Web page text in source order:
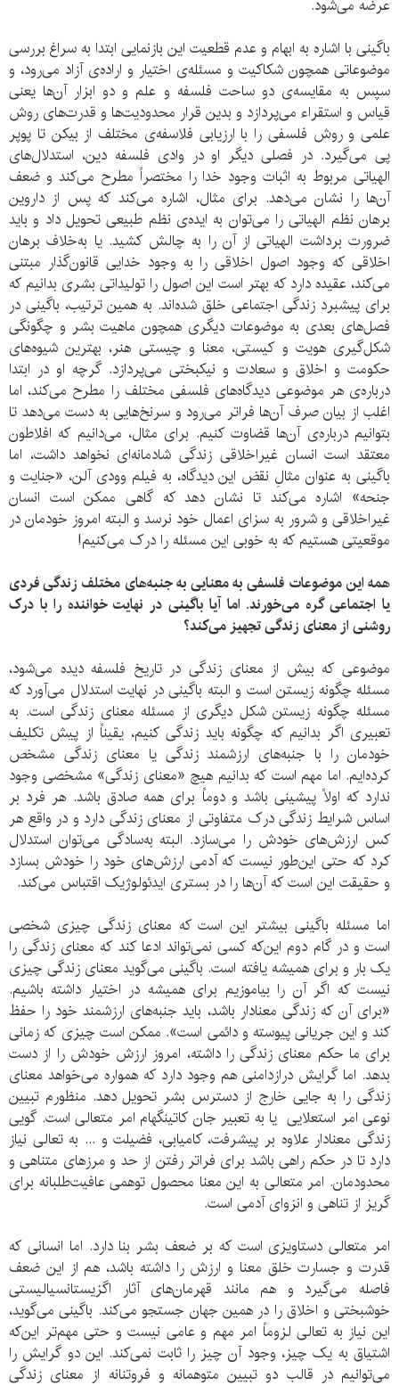
عرضه می‌شود.
باگینی با اشاره به ابهام و عدم قطعیت این بازنمایی ابتدا به سراغ بررسی
موضوعاتی همچون شکاکیت و مسئله‌ی اختیار و اراده‌ی آزاد می‌رود، و
سپس به مقایسه‌ی دو ساحت فلسفه و علم و دو ابزار آن‌ها یعنی
قیاس و استقراء می‌پردازد و بدین قرار محدودیت‌ها و قدرت‌های روش
علمی و روش فلسفی را با ارزیابی فلاسفه‌ی مختلف از بیکن تا پوپر
پی می‌گیرد. در فصلی دیگر او در وادی فلسفه‌ دین، استدلال‌های
الهیاتی مربوط به اثبات وجود خدا را مختصراً مطرح می‌کند و ضعف
آن‌ها را نشان می‌دهد. برای مثال، اشاره می‌کند که پس از داروین
برهان نظم الهیاتی را می‌توان به ایده‌ی نظم طبیعی تحویل داد و باید
ضرورت برداشت الهیاتی از آن را به چالش کشید. یا به‌خلاف برهان
اخلاقی که وجود اصول اخلاقی را به وجود خدایی قانون‌گذار مبتنی
می‌کند، عقیده دارد که بهتر است این اصول را تولیداتی بشری بدانیم که
برای پیشبرد زندگی اجتماعی خلق شده‌اند. به همین ترتیب، باگینی در
فصل‌های بعدی به موضوعات دیگری همچون ماهیت بشر و چگونگی
شکل‌گیری هویت و کیستی، معنا و چیستی هنر، بهترین شیوه‌های
حکومت و اخلاق و سعادت و نیکبختی می‌پردازد. گرچه او در ابتدا
درباره‌ی هر موضوعی دیدگاه‌های فلسفی مختلف را مطرح می‌کند، اما
اغلب از بیان صرف آن‌ها فراتر می‌رود و سرنخ‌هایی به دست می‌دهد تا
بتوانیم درباره‌ی آن‌ها قضاوت کنیم. برای مثال، می‌دانیم که افلاطون
معتقد است انسان غیراخلاقی زندگی شادمانه‌ای نخواهد داشت، اما
باگینی به عنوان مثالِ نقض این دیدگاه، به فیلم وودی آلن، «جنایت و
جنحه» اشاره می‌کند تا نشان دهد که گاهی ممکن است انسان
غیراخلاقی و شرور به سزای اعمال خود نرسد و البته امروز خودمان در
موقعیتی هستیم که به خوبی این مسئله را درک می‌کنیم!
همه‌ این موضوعات فلسفی به معنایی به جنبه‌های مختلف زندگی فردی
یا اجتماعی گره می‌خورند. اما آیا باگینی در نهایت خواننده را با درک
روشنی از معنای زندگی تجهیز می‌کند؟
موضوعی که بیش از معنای زندگی در تاریخ فلسفه دیده می‌شود،
مسئله‌ چگونه زیستن است و البته باگینی در نهایت استدلال می‌آورد که
مسئله‌ چگونه زیستن شکل دیگری از مسئله‌ معنای زندگی است. به
تعبیری اگر بدانیم که چگونه باید زندگی کنیم، یقیناً از پیش تکلیف
خودمان را با جنبه‌های ارزشمند زندگی یا معنای زندگی مشخص
کرده‌ایم. اما مهم است که بدانیم هیچ «معنای زندگی» مشخصی وجود
ندارد که اولاً پیشینی باشد و دوماً برای همه صادق باشد. هر فرد بر
اساس شرایط زندگی درک متفاوتی از معنای زندگی دارد و در واقع هر
کس ارزش‌های خودش را می‌سازد. البته به‌سادگی می‌توان استدلال
کرد که حتی این‌طور نیست که آدمی ارزش‌های خود را خودش بسازد
و حقیقت این است که آن‌ها را در بستری ایدئولوژیک اقتباس می‌کند.
اما مسئله‌ باگینی بیشتر این است که معنای زندگی چیزی شخصی
است و در گام دوم این‌که کسی نمی‌تواند ادعا کند که معنای زندگی را
یک بار و برای همیشه یافته است. باگینی می‌گوید معنای زندگی چیزی
نیست که اگر آن را بیاموزیم برای همیشه در اختیار داشته باشیم.
«برای آن که زندگی معنادار باشد، باید جنبه‌های ارزشمند خود را حفظ
کند و این جریانی پیوسته و دائمی است». ممکن است چیزی که زمانی
برای ما حکم معنای زندگی را داشته، امروز ارزش خودش را از دست
بدهد. اما گرایش درازدامنی هم وجود دارد که همواره می‌خواهد معنای
زندگی را به جایی خارج از دسترس بشر تحویل دهد. منظورم تبیین
نوعی امر استعلایی یا به تعبیر جان کاتینگهام امر متعالی است. گویی
زندگی معنادار علاوه بر پیشرفت، کامیابی، فضیلت و ... به تعالی نیاز
دارد تا در حکم راهی باشد برای فراتر رفتن از حد و مرزهای متناهی و
محدودمان. امر متعالی به این معنا محصول توهمی عافیت‌طلبانه برای
گریز از تناهی و انزوای آدمی است.
امر متعالی دستاویزی است که بر ضعف بشر بنا دارد. اما انسانی که
قدرت و جسارت خلق معنا و ارزش را داشته باشد، هم از این ضعف
فاصله می‌گیرد و هم مانند قهرمان‌های آثار اگزیستانسیالیستی
خوشبختی و اخلاق را در همین جهان جستجو می‌کند. باگینی می‌گوید،
این نیاز به تعالی لزوماً امر مهم و عامی نیست و حتی مهم‌تر این‌که
اشتیاق به یک چیز، وجود آن چیز را ثابت نمی‌کند. این دو گرایش را
می‌توانیم در قالب دو تبیین متوهمانه و فروتنانه از معنای زندگی